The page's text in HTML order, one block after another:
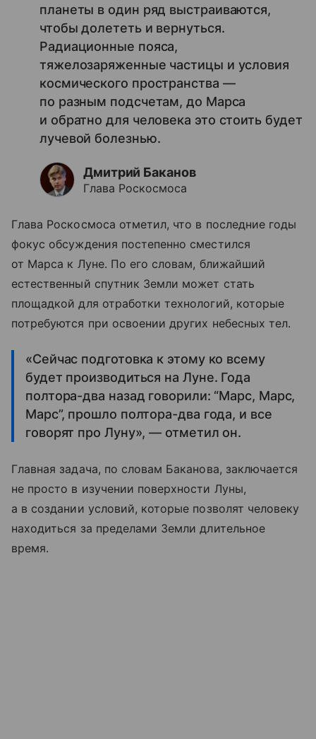
планеты в один ряд выстраиваются,
чтобы долететь и вернуться.
Радиационные пояса,
тяжелозаряженные частицы и условия
космического пространства —
по разным подсчетам, до Марса
и обратно для человека это стоить будет
лучевой болезнью.
Дмитрий Баканов
Глава Роскосмоса
Глава Роскосмоса отметил, что в последние годы
фокус обсуждения постепенно сместился
от Марса к Луне. По его словам, ближайший
естественный спутник Земли может стать
площадкой для отработки технологий, которые
потребуются при освоении других небесных тел.
«Сейчас подготовка к этому ко всему
будет производиться на Луне. Года
полтора-два назад говорили: “Марс, Марс,
Марс”, прошло полтора-два года, и все
говорят про Луну», — отметил он.
Главная задача, по словам Баканова, заключается
не просто в изучении поверхности Луны,
а в создании условий, которые позволят человеку
находиться за пределами Земли длительное
время.